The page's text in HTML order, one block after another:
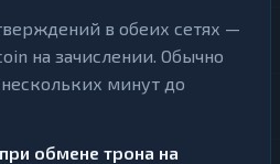
в обеих сетях —
на зачислении. Обычно
минут до
обмене трона на